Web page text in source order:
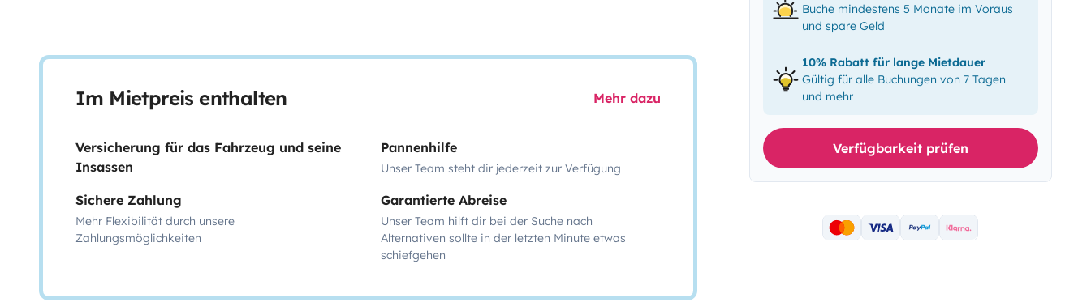
Im Mietpreis enthalten Mehr dazu
Versicherung für das Fahrzeug und seine
Insassen
Pannenhilfe
Unser Team steht dir jederzeit zur Verfügung
Sichere Zahlung
Mehr Flexibilität durch unsere
Zahlungsmöglichkeiten
Garantierte Abreise
Unser Team hilft dir bei der Suche nach
Alternativen sollte in der letzten Minute etwas
schiefgehen
Buche mindestens 5 Monate im Voraus
und spare Geld
10% Rabatt für lange Mietdauer
Gültig für alle Buchungen von 7 Tagen
und mehr
Verfügbarkeit prüfen